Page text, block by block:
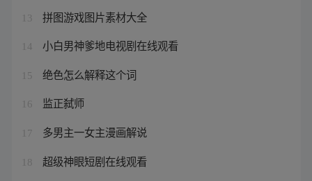
13 拼图游戏图片素材大全
14 小白男神爹地电视剧在线观看
15 绝色怎么解释这个词
16 监正弑师
17 多男主一女主漫画解说
18 超级神眼短剧在线观看